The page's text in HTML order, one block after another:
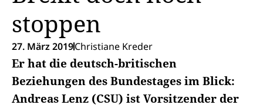
stoppen
27. März 2019Christiane Kreder
Er hat die deutsch-britischen
Beziehungen des Bundestages im Blick:
Andreas Lenz (CSU) ist Vorsitzender der